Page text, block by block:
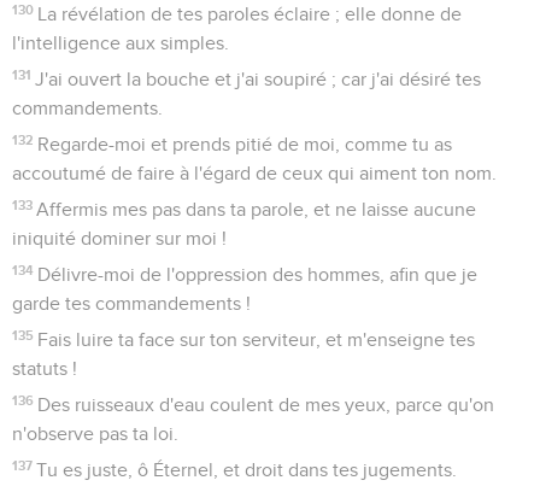
130 La révélation de tes paroles éclaire ; elle donne de
l'intelligence aux simples.
131 J'ai ouvert la bouche et j'ai soupiré ; car j'ai désiré tes
commandements.
132 Regarde-moi et prends pitié de moi, comme tu as
accoutumé de faire à l'égard de ceux qui aiment ton nom.
133 Affermis mes pas dans ta parole, et ne laisse aucune
iniquité dominer sur moi !
134 Délivre-moi de l'oppression des hommes, afin que je
garde tes commandements !
135 Fais luire ta face sur ton serviteur, et m'enseigne tes
statuts !
136 Des ruisseaux d'eau coulent de mes yeux, parce qu'on
n'observe pas ta loi.
137 Tu es juste, ô Éternel, et droit dans tes jugements.